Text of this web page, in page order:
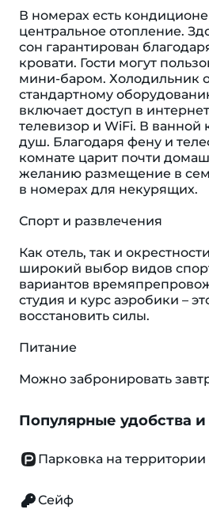
В номерах есть
центральное отопление.
сон гарантирован
кровати. Гости могут
мини-баром. Холодильник
стандартному
включает доступ в
телевизор и WiFi. В ванной
душ. Благодаря фену и
комнате царит почти
желанию размещение в
в номерах для некурящих.
Спорт и развлечения
Как отель, так и
широкий выбор видов
вариантов
студия и курс аэробики –
восстановить силы.
Питание
Можно забронировать
Популярные удобства и
Парковка на территории
Сейф